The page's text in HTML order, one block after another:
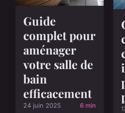
Guide
complet pour
aménager
votre salle de
bain
efficacement
24 juin 2025 6 min